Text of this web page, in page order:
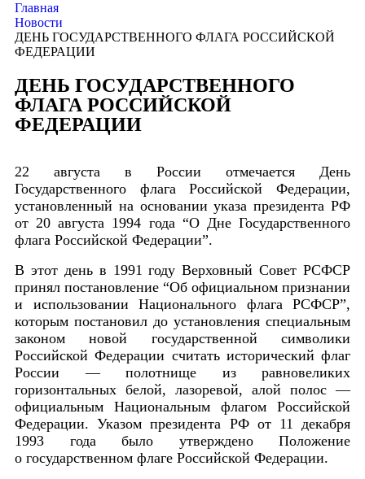
Главная
Новости
ДЕНЬ ГОСУДАРСТВЕННОГО ФЛАГА РОССИЙСКОЙ
ФЕДЕРАЦИИ
ДЕНЬ ГОСУДАРСТВЕННОГО
ФЛАГА РОССИЙСКОЙ
ФЕДЕРАЦИИ
22 августа в России отмечается День
Государственного флага Российской Федерации,
установленный на основании указа президента РФ
от20 августа 1994 года“О Дне Государственного
флага Российской Федерации”.
В этот день в 1991 году Верховный Совет РСФСР
принял постановление “Об официальном признании
и использовании Национального флага РСФСР”,
которым постановил до установления специальным
законом новой государственной символики
Российской Федерации считать исторический флаг
России — полотнище из равновеликих
горизонтальных белой, лазоревой, алой полос —
официальным Национальным флагом Российской
Федерации.Указом президента РФ от 11 декабря
1993 года было утверждено Положение
о государственном флаге Российской Федерации.